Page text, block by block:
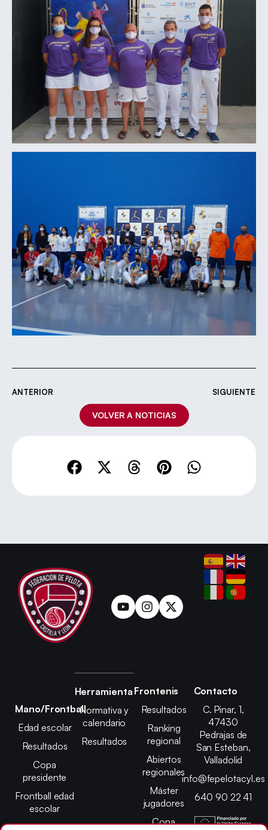
ANTERIOR SIGUIENTE
VOLVER A NOTICIAS
Mano/Frontball
Edad escolar
Resultados
Copa
presidente
Frontball edad
escolar
Herramienta
Normativa y
calendario
Resultados
Frontenis
Resultados
Ranking
regional
Abiertos
regionales
Máster
jugadores
Copa
Contacto
C. Pinar, 1,
47430
Pedrajas de
San Esteban,
Valladolid
info@fepelotacyl.es
640 90 22 41